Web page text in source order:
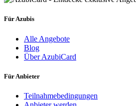
Für Azubis
Alle Angebote
Blog
Über AzubiCard
Für Anbieter
Teilnahmebedingungen